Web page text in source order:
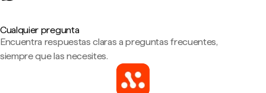
Cualquier pregunta
Encuentra respuestas claras a preguntas frecuentes,
siempre que las necesites.